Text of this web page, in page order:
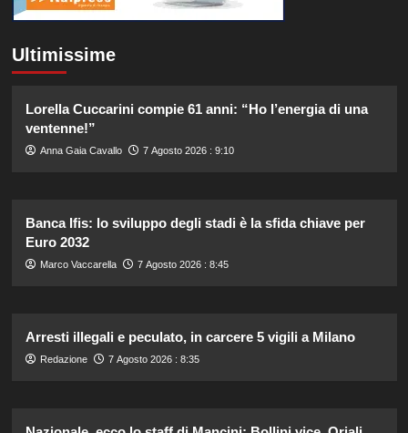
Ultimissime
Lorella Cuccarini compie 61 anni: “Ho l’energia di una
ventenne!”
Anna Gaia Cavallo 7 Agosto 2026 : 9:10
Banca Ifis: lo sviluppo degli stadi è la sfida chiave per
Euro 2032
Marco Vaccarella 7 Agosto 2026 : 8:45
Arresti illegali e peculato, in carcere 5 vigili a Milano
Redazione 7 Agosto 2026 : 8:35